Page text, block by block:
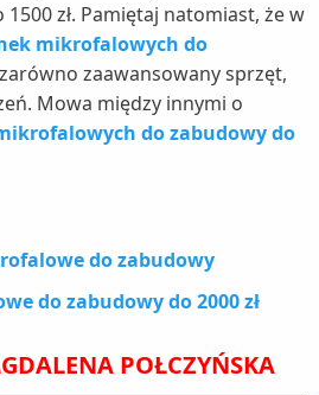
zł. Pamiętaj natomiast, że w
mikrofalowych do
zaawansowany sprzęt,
Mowa między innymi o
do zabudowy do
do zabudowy
do zabudowy do 2000 zł
POŁCZYŃSKA